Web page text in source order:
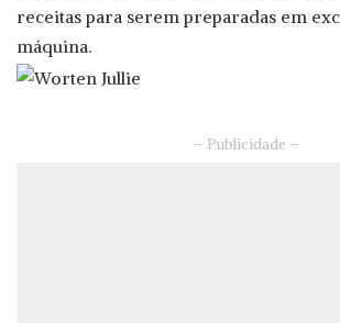
receitas para serem preparadas em
máquina.
– Publicidade –